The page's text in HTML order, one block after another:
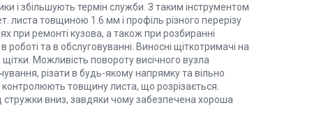
і збільшують термін служби. З таким інструментом
листа товщиною 1.6 мм і профіль різного перерізу
при ремонті кузова, а також при розбиранні
та в обслуговуванні. Виносні щіткотримачі на
Можливість повороту висічного вузла
різати в будь-якому напрямку та вільно
товщину листа, що розрізається.
стружки вниз, завдяки чому забезпечена хороша